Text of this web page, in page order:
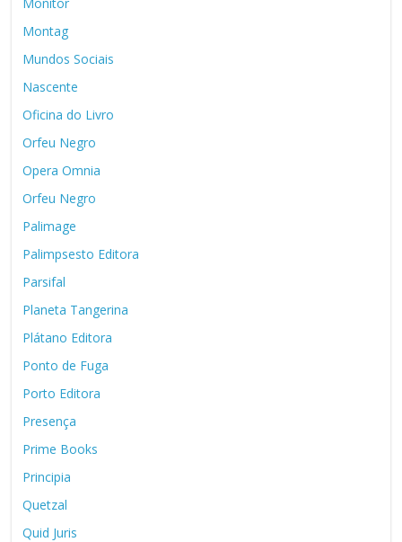
Montag
Mundos Sociais
Nascente
Oficina do Livro
Orfeu Negro
Opera Omnia
Orfeu Negro
Palimage
Palimpsesto Editora
Parsifal
Planeta Tangerina
Plátano Editora
Ponto de Fuga
Porto Editora
Presença
Prime Books
Principia
Quetzal
Quid Juris